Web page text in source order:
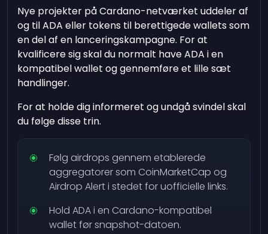
Nye projekter på Cardano-netværket uddeler af
og til ADA eller tokens til berettigede wallets som
en del af en lanceringskampagne. For at
kvalificere sig skal du normalt have ADA i en
kompatibel wallet og gennemføre et lille sæt
handlinger.
For at holde dig informeret og undgå svindel skal
du følge disse trin.
Følg airdrops gennem etablerede
aggregatorer som CoinMarketCap og
Airdrop Alert i stedet for uofficielle links.
Hold ADA i en Cardano-kompatibel
wallet før snapshot-datoen.